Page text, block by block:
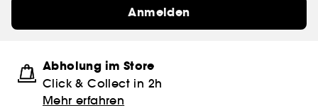
Anmelden
Abholung im Store
Click & Collect in 2h
Mehr erfahren